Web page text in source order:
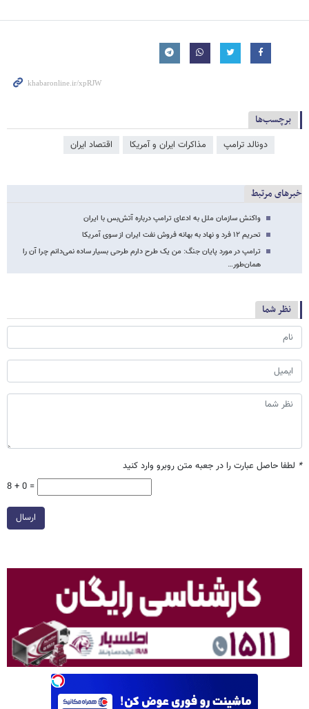
برچسب‌ها
دونالد ترامپ مذاکرات ایران و آمریکا اقتصاد ایران
خبرهای مرتبط
واکنش سازمان ملل به ادعای ترامپ درباره آتش‌بس با ایران
تحریم ۱۲ فرد و نهاد به بهانه فروش نفت ایران از سوی آمریکا
ترامپ در مورد پایان جنگ: من یک طرح دارم طرحی بسیار ساده نمی‌دانم چرا آن را
همان‌طور…
نظر شما
* لطفا حاصل عبارت را در جعبه متن روبرو وارد کنید
8 + 0 =
ارسال